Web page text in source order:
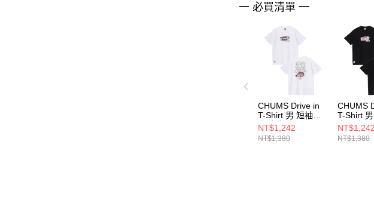
一 必買清單 一
CHUMS Drive in
T-Shirt 男 短袖上
衣 白色
CH012744W001
NT$1,242
NT$1,380
CHUMS
T-Shirt 男
衣 黑色
NT$1,242
NT$1,380